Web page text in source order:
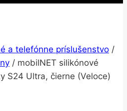
a telefónne príslušenstvo /
/ mobilNET silikónové
S24 Ultra, čierne (Veloce)